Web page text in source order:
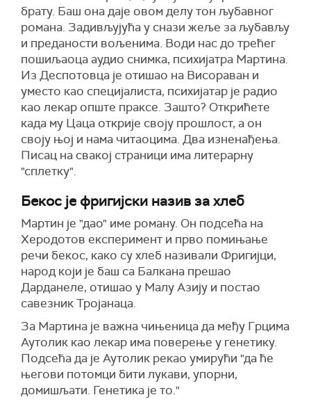
брату. Баш она даје овом делу тон љубавног
романа. Задивљујућа у снази жеље за љубављу
и преданости вољенима. Води нас до трећег
пошиљаоца аудио снимка, психијатра Мартина.
Из Деспотовца је отишао на Висораван и
уместо као специјалиста, психијатар је радио
као лекар опште праксе. Зашто? Открићете
када му Цаца открије своју прошлост, а он
своју њој и нама читаоцима. Два изненађења.
Писац на свакој страници има литерарну
"сплетку".
Бекос је фригијски назив за хлеб
Мартин је "дао" име роману. Он подсећа на
Херодотов експеримент и прво помињање
речи бекос, како су хлеб називали Фригијци,
народ који је баш са Балкана прешао
Дарданеле, отишао у Малу Азију и постао
савезник Тројанаца.
За Мартина је важна чињеница да међу Грцима
Аутолик као лекар има поверење у генетику.
Подсећа да је Аутолик рекао умирући "да ће
његови потомци бити лукави, упорни,
домишљати. Генетика је то."